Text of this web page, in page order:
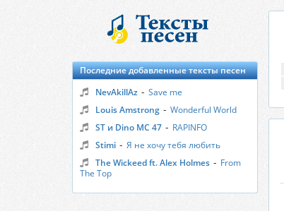
Последние добавленные тексты песен
NevAkillAz - Save me
Louis Amstrong - Wonderful World
ST и Dino MC 47 - RAPINFO
Stimi - Я не хочу тебя любить
The Wickeed ft. Alex Holmes - From
The Top